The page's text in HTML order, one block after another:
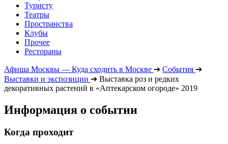
Туристу
Театры
Пространства
Клубы
Прочее
Рестораны
Афиша Москвы — Куда сходить в Москве ➔ События ➔
Выставки и экспозиции ➔ Выставка роз и редких
декоративных растений в «Аптекарском огороде» 2019
Информация о событии
Когда проходит